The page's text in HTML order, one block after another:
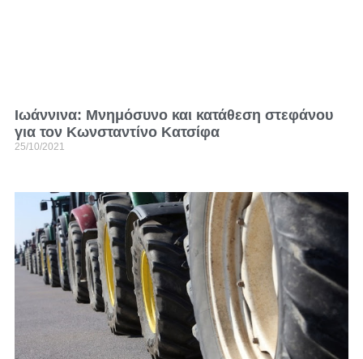
Ιωάννινα: Μνημόσυνο και κατάθεση στεφάνου
για τον Κωνσταντίνο Κατσίφα
25/10/2021